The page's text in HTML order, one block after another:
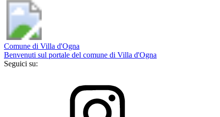
Comune di Villa d'Ogna
Benvenuti sul portale del comune di Villa d'Ogna
Seguici su: